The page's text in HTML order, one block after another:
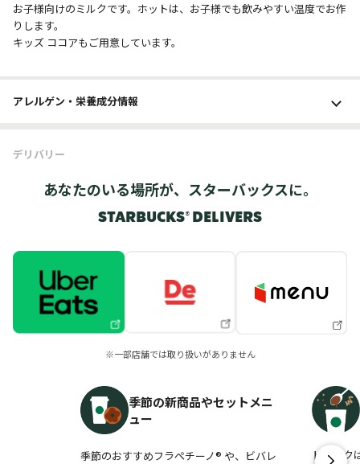
お子様向けのミルクです。ホットは、お子様でも飲みやすい温度でお作
りします。
キッズ ココアもご用意しています。
アレルゲン・栄養成分情報
デリバリー
あなたのいる場所が、スターバックスに。
STARBUCKS® DELIVERS
※一部店舗では取り扱いがありません
季節の新商品やセットメニ
ュー
季節のおすすめフラペチーノ® や、ビバレ
ドリンク